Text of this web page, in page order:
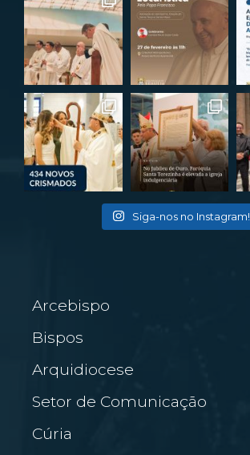
Siga-nos no Instagram!
Arcebispo
Bispos
Arquidiocese
Setor de Comunicação
Cúria